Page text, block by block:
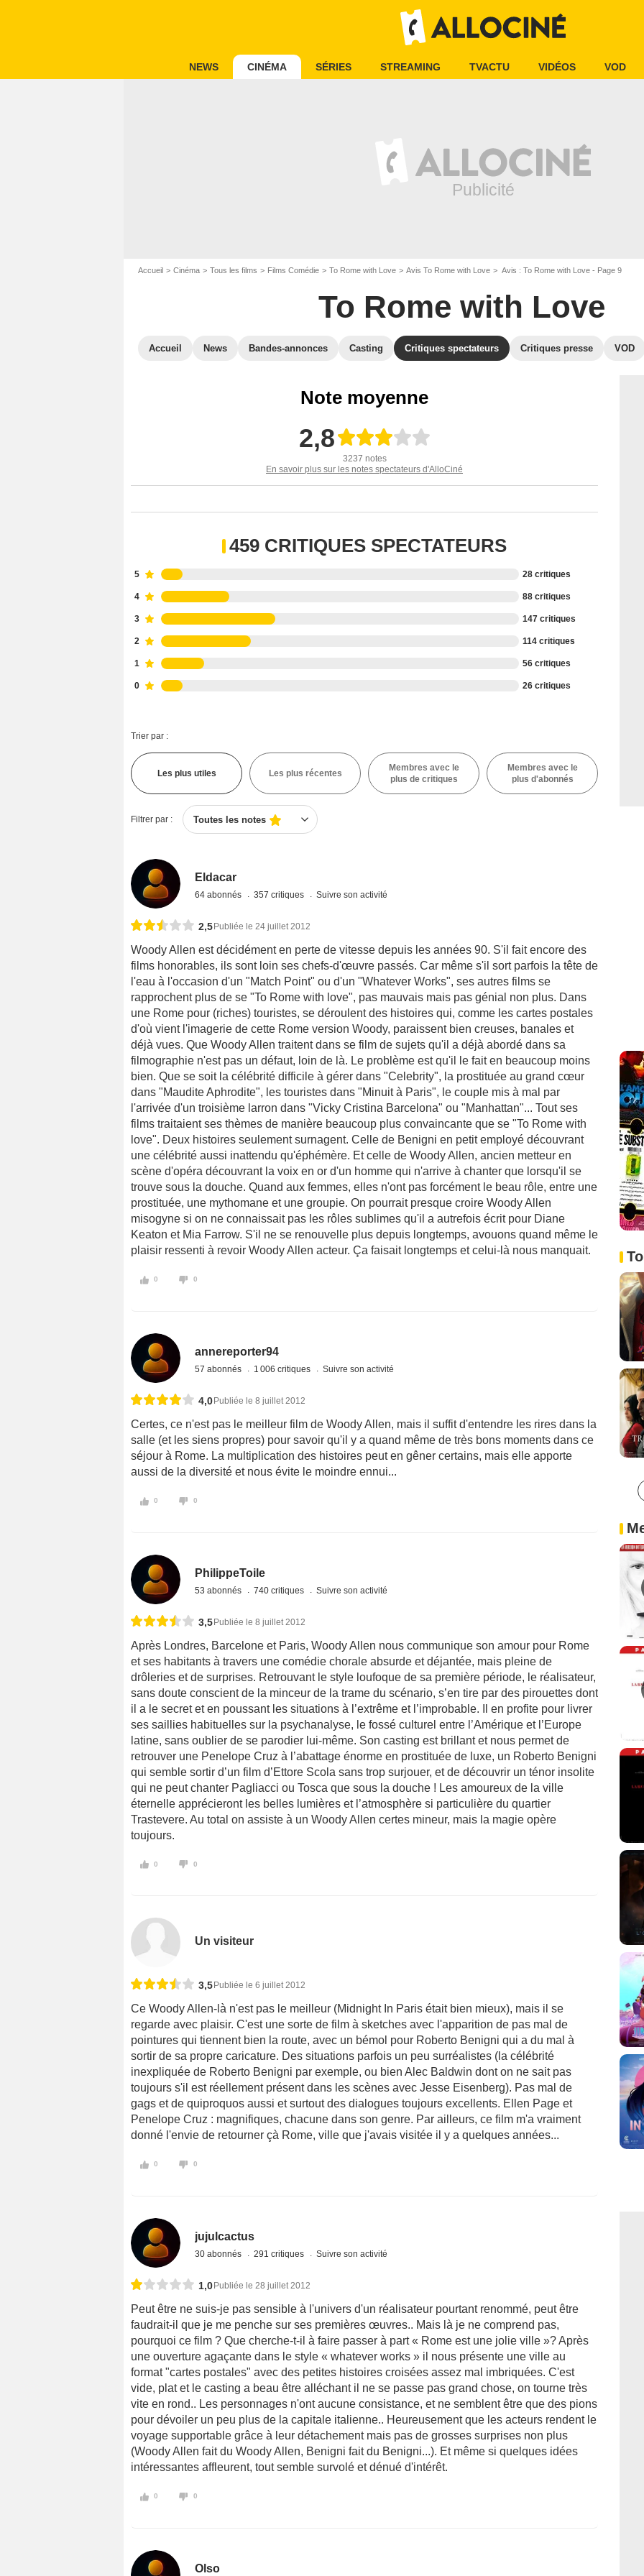
NEWS CINÉMA SÉRIES STREAMING TVACTU VIDÉOS VOD
Accueil Cinéma Tous les films Films Comédie To Rome with Love Avis To Rome with Love Avis : To Rome with Love - Page 9
To Rome with Love
Accueil News Bandes-annonces Casting Critiques spectateurs Critiques presse VOD
Note moyenne
2,8
3237 notes
En savoir plus sur les notes spectateurs d'AlloCiné
459 CRITIQUES SPECTATEURS
5 28 critiques
4 88 critiques
3 147 critiques
2 114 critiques
1 56 critiques
0 26 critiques
Trier par :
Les plus utiles Les plus récentes
Membres avec le
plus de critiques
Membres avec le
plus d'abonnés
Filtrer par : Toutes les notes
Eldacar
64 abonnés 357 critiques Suivre son activité
2,5 Publiée le 24 juillet 2012
Woody Allen est décidément en perte de vitesse depuis les années 90. S'il fait encore des
films honorables, ils sont loin ses chefs-d'œuvre passés. Car même s'il sort parfois la tête de
l'eau à l'occasion d'un "Match Point" ou d'un "Whatever Works", ses autres films se
rapprochent plus de se "To Rome with love", pas mauvais mais pas génial non plus. Dans
une Rome pour (riches) touristes, se déroulent des histoires qui, comme les cartes postales
d'où vient l'imagerie de cette Rome version Woody, paraissent bien creuses, banales et
déjà vues. Que Woody Allen traitent dans se film de sujets qu'il a déjà abordé dans sa
filmographie n'est pas un défaut, loin de là. Le problème est qu'il le fait en beaucoup moins
bien. Que se soit la célébrité difficile à gérer dans "Celebrity", la prostituée au grand cœur
dans "Maudite Aphrodite", les touristes dans "Minuit à Paris", le couple mis à mal par
l'arrivée d'un troisième larron dans "Vicky Cristina Barcelona" ou "Manhattan"... Tout ses
films traitaient ses thèmes de manière beaucoup plus convaincante que se "To Rome with
love". Deux histoires seulement surnagent. Celle de Benigni en petit employé découvrant
une célébrité aussi inattendu qu'éphémère. Et celle de Woody Allen, ancien metteur en
scène d'opéra découvrant la voix en or d'un homme qui n'arrive à chanter que lorsqu'il se
trouve sous la douche. Quand aux femmes, elles n'ont pas forcément le beau rôle, entre une
prostituée, une mythomane et une groupie. On pourrait presque croire Woody Allen
misogyne si on ne connaissait pas les rôles sublimes qu'il a autrefois écrit pour Diane
Keaton et Mia Farrow. S'il ne se renouvelle plus depuis longtemps, avouons quand même le
plaisir ressenti à revoir Woody Allen acteur. Ça faisait longtemps et celui-là nous manquait.
0 0
annereporter94
57 abonnés 1 006 critiques Suivre son activité
4,0Publiée le 8 juillet 2012
Certes, ce n'est pas le meilleur film de Woody Allen, mais il suffit d'entendre les rires dans la
salle (et les siens propres) pour savoir qu'il y a quand même de très bons moments dans ce
séjour à Rome. La multiplication des histoires peut en gêner certains, mais elle apporte
aussi de la diversité et nous évite le moindre ennui...
0 0
PhilippeToile
53 abonnés 740 critiques Suivre son activité
3,5Publiée le 8 juillet 2012
Après Londres, Barcelone et Paris, Woody Allen nous communique son amour pour Rome
et ses habitants à travers une comédie chorale absurde et déjantée, mais pleine de
drôleries et de surprises. Retrouvant le style loufoque de sa première période, le réalisateur,
sans doute conscient de la minceur de la trame du scénario, s’en tire par des pirouettes dont
il a le secret et en poussant les situations à l’extrême et l’improbable. Il en profite pour livrer
ses saillies habituelles sur la psychanalyse, le fossé culturel entre l’Amérique et l’Europe
latine, sans oublier de se parodier lui-même. Son casting est brillant et nous permet de
retrouver une Penelope Cruz à l’abattage énorme en prostituée de luxe, un Roberto Benigni
qui semble sortir d’un film d’Ettore Scola sans trop surjouer, et de découvrir un ténor insolite
qui ne peut chanter Pagliacci ou Tosca que sous la douche ! Les amoureux de la ville
éternelle apprécieront les belles lumières et l’atmosphère si particulière du quartier
Trastevere. Au total on assiste à un Woody Allen certes mineur, mais la magie opère
toujours.
0 0
Un visiteur
3,5 Publiée le 6 juillet 2012
Ce Woody Allen-là n'est pas le meilleur (Midnight In Paris était bien mieux), mais il se
regarde avec plaisir. C'est une sorte de film à sketches avec l'apparition de pas mal de
pointures qui tiennent bien la route, avec un bémol pour Roberto Benigni qui a du mal à
sortir de sa propre caricature. Des situations parfois un peu surréalistes (la célébrité
inexpliquée de Roberto Benigni par exemple, ou bien Alec Baldwin dont on ne sait pas
toujours s'il est réellement présent dans les scènes avec Jesse Eisenberg). Pas mal de
gags et de quiproquos aussi et surtout des dialogues toujours excellents. Ellen Page et
Penelope Cruz : magnifiques, chacune dans son genre. Par ailleurs, ce film m'a vraiment
donné l'envie de retourner çà Rome, ville que j'avais visitée il y a quelques années...
0 0
jujulcactus
30 abonnés 291 critiques Suivre son activité
1,0 Publiée le 28 juillet 2012
Peut être ne suis-je pas sensible à l'univers d'un réalisateur pourtant renommé, peut être
faudrait-il que je me penche sur ses premières œuvres.. Mais là je ne comprend pas,
pourquoi ce film ? Que cherche-t-il à faire passer à part « Rome est une jolie ville »? Après
une ouverture agaçante dans le style « whatever works » il nous présente une ville au
format "cartes postales" avec des petites histoires croisées assez mal imbriquées. C'est
vide, plat et le casting a beau être alléchant il ne se passe pas grand chose, on tourne très
vite en rond.. Les personnages n'ont aucune consistance, et ne semblent être que des pions
pour dévoiler un peu plus de la capitale italienne.. Heureusement que les acteurs rendent le
voyage supportable grâce à leur détachement mais pas de grosses surprises non plus
(Woody Allen fait du Woody Allen, Benigni fait du Benigni...). Et même si quelques idées
intéressantes affleurent, tout semble survolé et dénué d'intérêt.
0 0
Olso